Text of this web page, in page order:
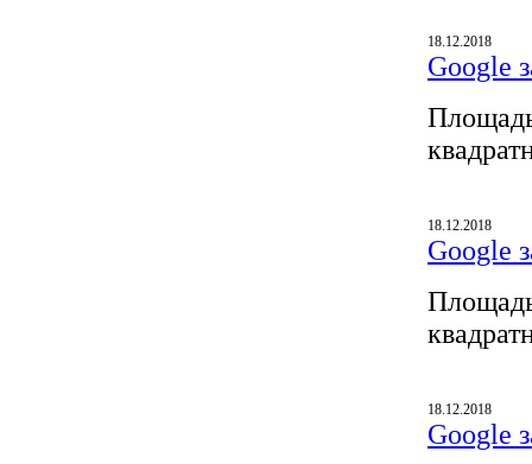
18.12.2018
Google
18.12.2018
Google
18.12.2018
Google